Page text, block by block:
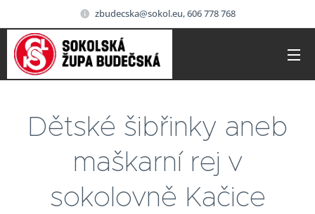
zbudecska@sokol.eu, 606 778 768
Dětské šibřinky aneb
maškarní rej v
sokolovně Kačice